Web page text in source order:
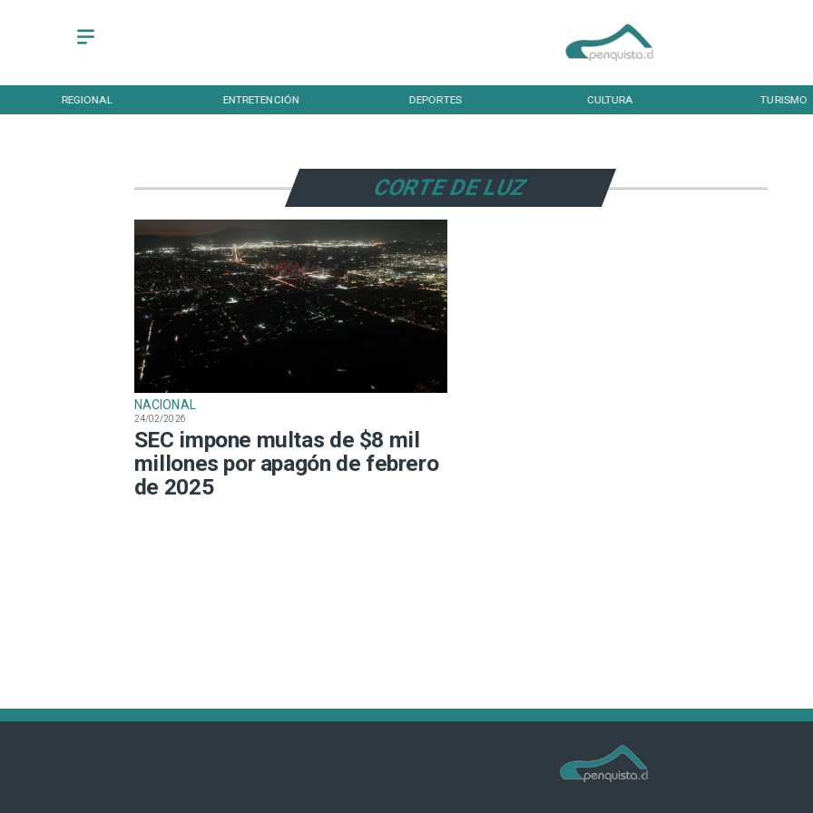
REGIONAL ENTRETENCIÓN DEPORTES CULTURA TURISMO
NACIONAL
24/02/2026
SEC impone multas de $8 mil
millones por apagón de febrero
de 2025
CORTE DE LUZ